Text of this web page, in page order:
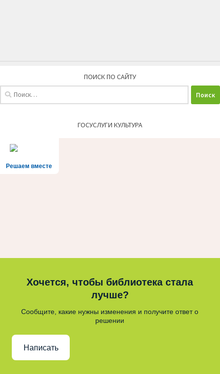
ПОИСК ПО САЙТУ
ГОСУСЛУГИ КУЛЬТУРА
Решаем вместе
Хочется, чтобы библиотека стала
лучше?
Сообщите, какие нужны изменения и получите ответ о
решении
Написать